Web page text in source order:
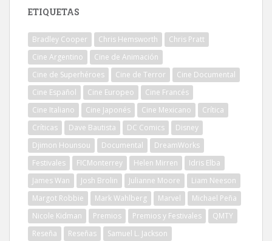
ETIQUETAS
Bradley Cooper Chris Hemsworth
Chris Pratt
Cine Argentino
Cine de Animación
Cine de Superhéroes
Cine de Terror
Cine Documental
Cine Español
Cine Europeo
Cine Francés
Cine Italiano
Cine Japonés Cine Mexicano
Crítica
Críticas
Dave Bautista DC Comics
Disney
Djimon Hounsou
Documental
DreamWorks
Festivales
FICMonterrey Helen Mirren
Idris Elba
James Wan
Josh Brolin Julianne Moore
Liam Neeson
Margot Robbie
Mark Wahlberg Marvel
Michael Peña
Nicole Kidman
Premios Premios y Festivales
QMTY
Reseña
Reseñas Samuel L. Jackson